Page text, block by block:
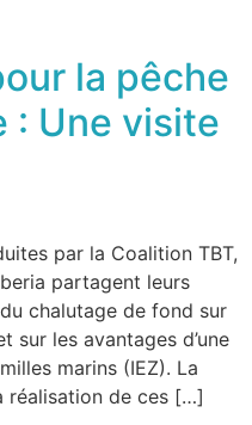
la pêche
: Une visite
par la Coalition TBT,
partagent leurs
chalutage de fond sur
sur les avantages d’une
marins (IEZ). La
réalisation de ces […]